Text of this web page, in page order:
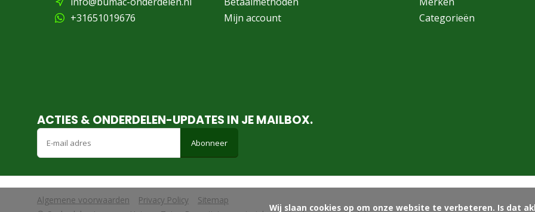
+31651019676
Mijn account
Categorieën
ACTIES & ONDERDELEN-UPDATES IN JE MAILBOX.
Abonneer
Algemene voorwaarden Privacy Policy
Sitemap